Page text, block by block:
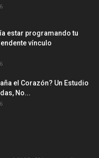
estar programando tu
vínculo
el Corazón? Un Estudio
No...